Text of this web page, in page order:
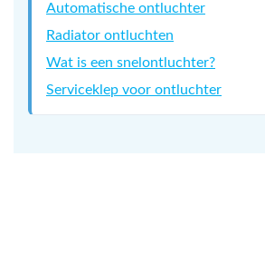
Automatische ontluchter
Radiator ontluchten
Wat is een snelontluchter?
Serviceklep voor ontluchter